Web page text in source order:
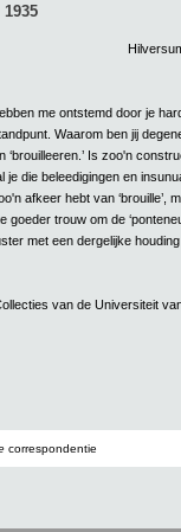
me ontstemd door je
Waarom ben jij
‘brouilleeren.’ Is zoo'n
je die beleedigingen en
afkeer hebt van ‘brouille’,
goeder trouw om de
met een dergelijke
van de Universiteit
correspondentie